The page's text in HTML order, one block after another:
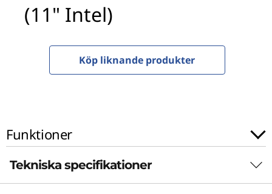
1
(11" Intel)
Köp liknande produkter
Funktioner
Tekniska specifikationer